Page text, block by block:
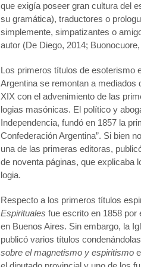
que exigía poseer gran cultura del
su gramática), traductores o
simplemente, simpatizantes o
autor (De Diego, 2014;
Los primeros títulos de esoterismo
Argentina se remontan a mediados
XIX con el advenimiento de las
logias masónicas. El político y
Independencia, fundó en 1857 la
Confederación Argentina”. Si bien
una de las primeras editoras,
de noventa páginas, que explicaba
logia.
Respecto a los primeros títulos
Espirituales fue escrito en 1858 por
en Buenos Aires. Sin embargo, la
publicó varios títulos
sobre el magnetismo y espiritismo